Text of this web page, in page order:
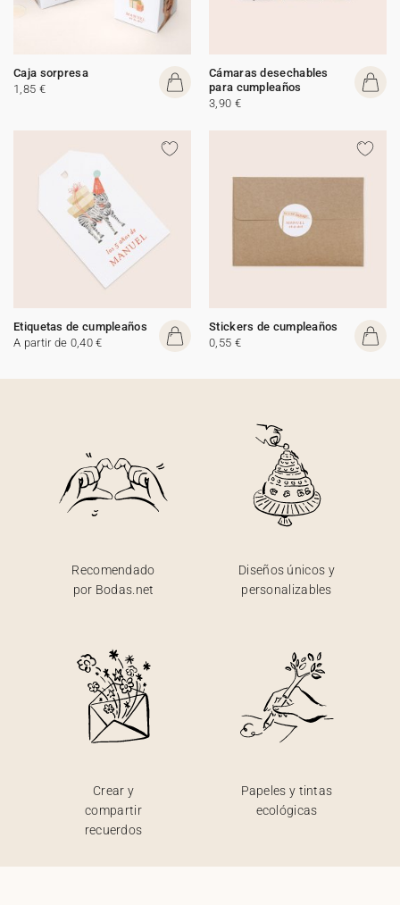
Caja sorpresa
1,85 €
Cámaras desechables
para cumpleaños
3,90 €
Etiquetas de cumpleaños
A partir de 0,40 €
Stickers de cumpleaños
0,55 €
Recomendado
por Bodas.net
Diseños únicos y
personalizables
Crear y
compartir
recuerdos
Papeles y tintas
ecológicas